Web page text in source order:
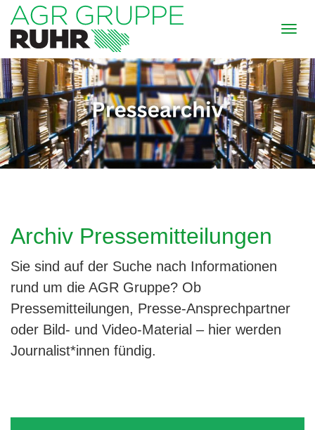
Archiv Pressemitteilungen
Sie sind auf der Suche nach Informationen
rund um die AGR Gruppe? Ob
Pressemitteilungen, Presse-Ansprechpartner
oder Bild- und Video-Material – hier werden
Journalist*innen fündig.